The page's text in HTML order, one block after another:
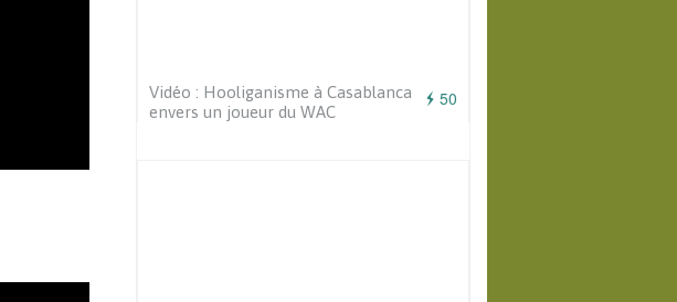
50
Vidéo : Hooliganisme à Casablanca
envers un joueur du WAC